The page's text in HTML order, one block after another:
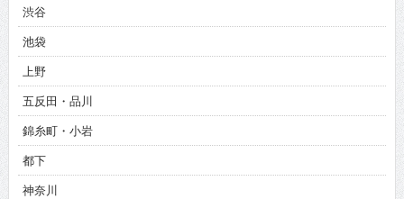
渋谷
池袋
上野
五反田・品川
錦糸町・小岩
都下
神奈川